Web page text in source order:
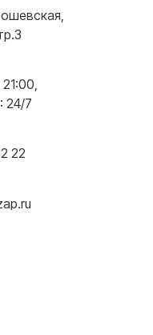
24/7
22